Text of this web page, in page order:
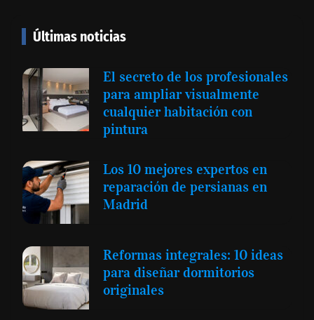
Últimas noticias
El secreto de los profesionales
para ampliar visualmente
cualquier habitación con
pintura
Los 10 mejores expertos en
reparación de persianas en
Madrid
Reformas integrales: 10 ideas
para diseñar dormitorios
originales